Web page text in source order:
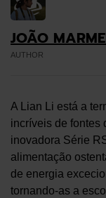
JOÃO
AUTHOR
A Lian Li está a
incríveis de fontes
inovadora Série
alimentação
de energia
tornando-as a